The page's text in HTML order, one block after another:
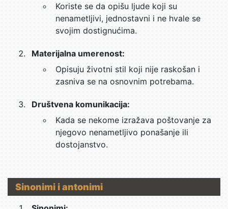
Koriste se da opišu ljude koji su
nenametljivi, jednostavni i ne hvale se
svojim dostignućima.
Materijalna umerenost:
Opisuju životni stil koji nije raskošan i
zasniva se na osnovnim potrebama.
Društvena komunikacija:
Kada se nekome izražava poštovanje za
njegovo nenametljivo ponašanje ili
dostojanstvo.
Sinonimi i antonimi